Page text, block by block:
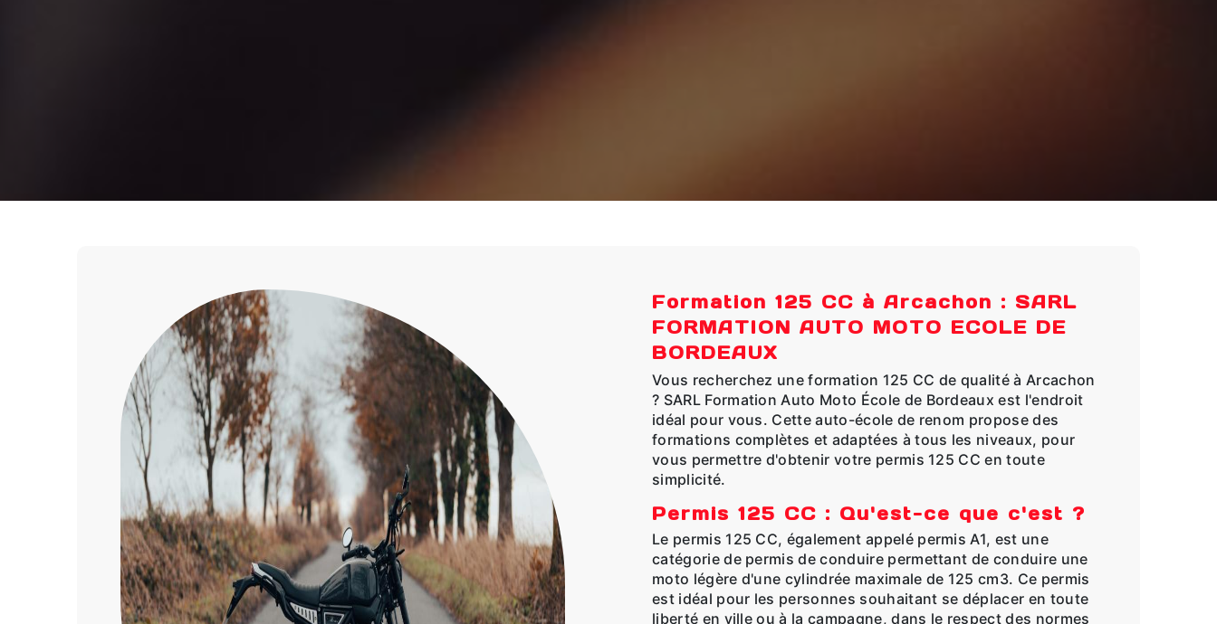
Formation 125 CC à Arcachon : SARL
FORMATION AUTO MOTO ECOLE DE
BORDEAUX
Vous recherchez une formation 125 CC de qualité à Arcachon
? SARL Formation Auto Moto École de Bordeaux est l'endroit
idéal pour vous. Cette auto-école de renom propose des
formations complètes et adaptées à tous les niveaux, pour
vous permettre d'obtenir votre permis 125 CC en toute
simplicité.
Permis 125 CC : Qu'est-ce que c'est ?
Le permis 125 CC, également appelé permis A1, est une
catégorie de permis de conduire permettant de conduire une
moto légère d'une cylindrée maximale de 125 cm3. Ce permis
est idéal pour les personnes souhaitant se déplacer en toute
liberté en ville ou à la campagne, dans le respect des normes